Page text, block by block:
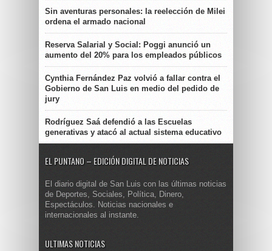
Sin aventuras personales: la reelección de Milei
ordena el armado nacional
Reserva Salarial y Social: Poggi anunció un
aumento del 20% para los empleados públicos
Cynthia Fernández Paz volvió a fallar contra el
Gobierno de San Luis en medio del pedido de
jury
Rodríguez Saá defendió a las Escuelas
generativas y atacó al actual sistema educativo
EL PUNTANO – EDICIÓN DIGITAL DE NOTICIAS
El diario digital de San Luis con las últimas noticias
de Deportes, Sociales, Política, Dinero,
Espectáculos. Noticias nacionales e
internacionales al instante.
ULTIMAS NOTICIAS